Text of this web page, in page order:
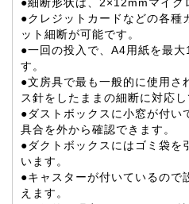
●クレジットカードなどの各種
ット細断が可能です。
●一回の投入で、A4用紙を最
す。
●文房具で最も一般的に使用さ
ス針をしたままの細断に対応し
●ダストボックスに小窓が付い
具合を外から確認できます。
●ダクトボックスにはゴミ袋を
います。
●キャスターが付いているので
えます。